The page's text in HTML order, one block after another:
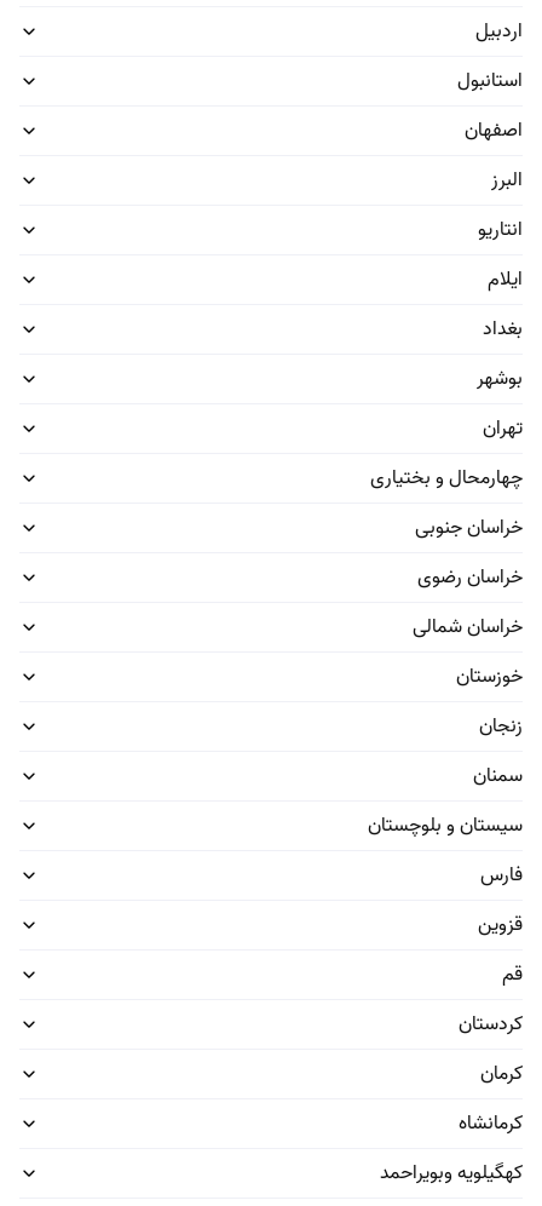
اردبیل
استانبول
اصفهان
البرز
انتاریو
ایلام
بغداد
بوشهر
تهران
چهارمحال و بختیاری
خراسان جنوبی
خراسان رضوی
خراسان شمالی
خوزستان
زنجان
سمنان
سیستان و بلوچستان
فارس
قزوین
قم
کردستان
کرمان
کرمانشاه
کهگیلویه وبویراحمد
آچاره
لینک‌های مرتبط
آچاره در شهر شما
میدان انقلاب، خیابان کارگر شمالی، بن بست امین، پلاک 5
۱۴۷۱ تلفن سراسری
۵۴۵۳۶۶۰۰
91324474